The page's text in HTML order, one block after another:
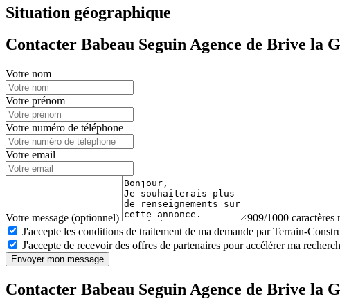
Situation géographique
Contacter Babeau Seguin Agence de Brive la
Votre nom
Votre prénom
Votre numéro de téléphone
Votre email
Votre message (optionnel)
909/1000 caractères
J'accepte les conditions de traitement de ma demande par Terrain-
J'accepte de recevoir des offres de partenaires pour accélérer ma
Envoyer mon message
Contacter Babeau Seguin Agence de Brive la